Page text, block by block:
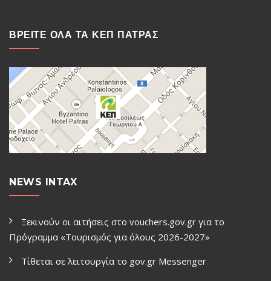
ΒΡΕΙΤΕ ΟΛΑ ΤΑ ΚΕΠ ΠΑΤΡΑΣ
NEWS INTAX
Ξεκινούν οι αιτήσεις στο vouchers.gov.gr για το
Πρόγραμμα «Τουρισμός για όλους 2026-2027»
Τίθεται σε λειτουργία το gov.gr Μessenger